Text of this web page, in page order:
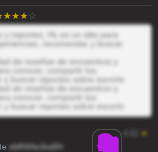
y reportes, HL es un sitio para
recomendar y buscar
de reseñas de encuentros y
conocer, compartir tus
y buscar reportes sobre escorts
de reseñas de encuentros y
conocer, compartir tus
y buscar reportes sobre escorts
zbRXHu3ndIH
★